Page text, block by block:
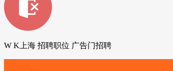
W K上海 招聘职位 广告门招聘